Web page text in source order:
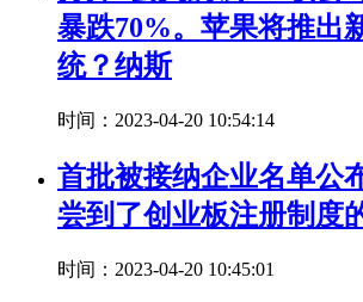
暴跌70%。苹果将推出
统？纳斯
时间：2023-04-20 10:54:14
首批被接纳企业名单公
尝到了创业板注册制度
时间：2023-04-20 10:45:01